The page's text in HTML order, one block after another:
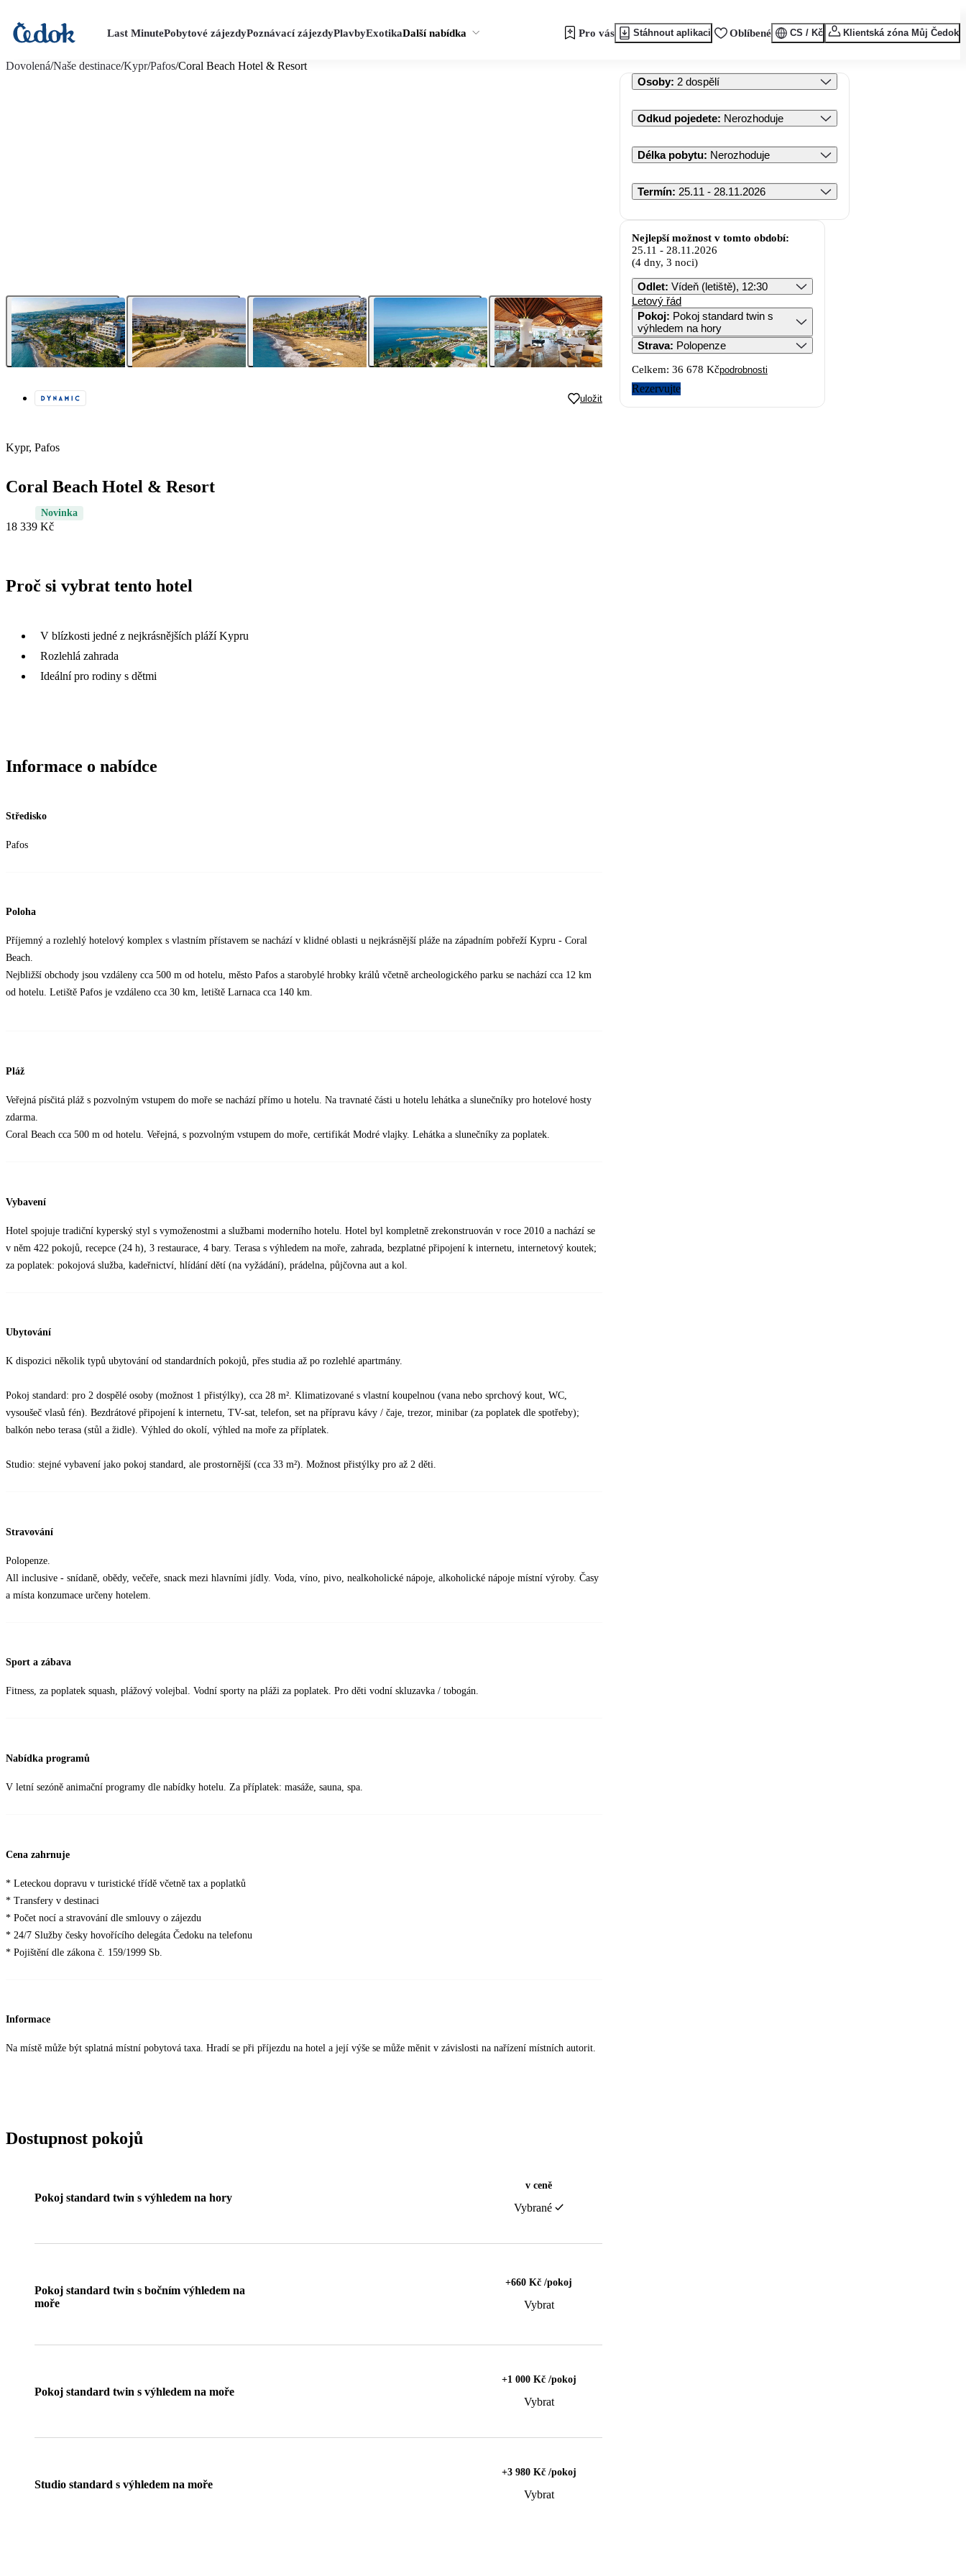
Last MinutePobytové zájezdyPoznávací zájezdyPlavbyExotikaDalší nabídka Pro vás Stáhnout aplikaci Oblíbené CS / Kč Klientská zóna Můj Čedok
Dovolená/Naše destinace/Kypr/Pafos/Coral Beach Hotel & Resort
uložit
Kypr, Pafos
Coral Beach Hotel & Resort
Novinka
18 339 Kč
Proč si vybrat tento hotel
V blízkosti jedné z nejkrásnějších pláží Kypru
Rozlehlá zahrada
Ideální pro rodiny s dětmi
Informace o nabídce
Středisko
Pafos
Poloha
Příjemný a rozlehlý hotelový komplex s vlastním přístavem se nachází v klidné oblasti u nejkrásnější pláže na západním pobřeží Kypru - Coral
Beach.
Nejbližší obchody jsou vzdáleny cca 500 m od hotelu, město Pafos a starobylé hrobky králů včetně archeologického parku se nachází cca 12 km
od hotelu. Letiště Pafos je vzdáleno cca 30 km, letiště Larnaca cca 140 km.
Pláž
Veřejná písčitá pláž s pozvolným vstupem do moře se nachází přímo u hotelu. Na travnaté části u hotelu lehátka a slunečníky pro hotelové hosty
zdarma.
Coral Beach cca 500 m od hotelu. Veřejná, s pozvolným vstupem do moře, certifikát Modré vlajky. Lehátka a slunečníky za poplatek.
Vybavení
Hotel spojuje tradiční kyperský styl s vymoženostmi a službami moderního hotelu. Hotel byl kompletně zrekonstruován v roce 2010 a nachází se
v něm 422 pokojů, recepce (24 h), 3 restaurace, 4 bary. Terasa s výhledem na moře, zahrada, bezplatné připojení k internetu, internetový koutek;
za poplatek: pokojová služba, kadeřnictví, hlídání dětí (na vyžádání), prádelna, půjčovna aut a kol.
Ubytování
K dispozici několik typů ubytování od standardních pokojů, přes studia až po rozlehlé apartmány.
Pokoj standard: pro 2 dospělé osoby (možnost 1 přistýlky), cca 28 m². Klimatizované s vlastní koupelnou (vana nebo sprchový kout, WC,
vysoušeč vlasů fén). Bezdrátové připojení k internetu, TV-sat, telefon, set na přípravu kávy / čaje, trezor, minibar (za poplatek dle spotřeby);
balkón nebo terasa (stůl a židle). Výhled do okolí, výhled na moře za příplatek.
Studio: stejné vybavení jako pokoj standard, ale prostornější (cca 33 m²). Možnost přistýlky pro až 2 děti.
Stravování
Polopenze.
All inclusive - snídaně, obědy, večeře, snack mezi hlavními jídly. Voda, víno, pivo, nealkoholické nápoje, alkoholické nápoje místní výroby. Časy
a místa konzumace určeny hotelem.
Sport a zábava
Fitness, za poplatek squash, plážový volejbal. Vodní sporty na pláži za poplatek. Pro děti vodní skluzavka / tobogán.
Nabídka programů
V letní sezóně animační programy dle nabídky hotelu. Za příplatek: masáže, sauna, spa.
Cena zahrnuje
* Leteckou dopravu v turistické třídě včetně tax a poplatků
* Transfery v destinaci
* Počet nocí a stravování dle smlouvy o zájezdu
* 24/7 Služby česky hovořícího delegáta Čedoku na telefonu
* Pojištění dle zákona č. 159/1999 Sb.
Informace
Na místě může být splatná místní pobytová taxa. Hradí se při příjezdu na hotel a její výše se může měnit v závislosti na nařízení místních autorit.
Dostupnost pokojů
Pokoj standard twin s výhledem na hory
v ceně
Vybrané
Pokoj standard twin s bočním výhledem na
moře
+660 Kč /pokoj
Vybrat
Pokoj standard twin s výhledem na moře
+1 000 Kč /pokoj
Vybrat
Studio standard s výhledem na moře
+3 980 Kč /pokoj
Vybrat
Osoby: 2 dospělí
Odkud pojedete: Nerozhoduje
Délka pobytu: Nerozhoduje
Termín: 25.11 - 28.11.2026
Nejlepší možnost v tomto období:
25.11 - 28.11.2026
(4 dny, 3 noci)
Odlet: Vídeň (letiště), 12:30
Letový řád
Pokoj: Pokoj standard twin s
výhledem na hory
Strava: Polopenze
Celkem: 36 678 Kčpodrobnosti
Rezervujte